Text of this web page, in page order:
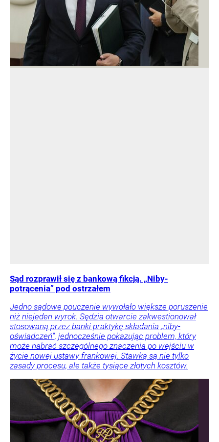
Sąd rozprawił się z bankową fikcją. „Niby-
potrącenia” pod ostrzałem
Jedno sądowe pouczenie wywołało większe poruszenie
niż niejeden wyrok. Sędzia otwarcie zakwestionował
stosowaną przez banki praktykę składania „niby-
oświadczeń”, jednocześnie pokazując problem, który
może nabrać szczególnego znaczenia po wejściu w
życie nowej ustawy frankowej. Stawką są nie tylko
zasady procesu, ale także tysiące złotych kosztów.